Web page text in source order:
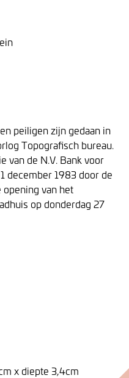
peiligen zijn gedaan in
Topografisch bureau.
van de N.V. Bank voor
december 1983 door de
opening van het
op donderdag 27
x diepte 3,4cm